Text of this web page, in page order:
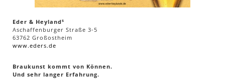
Eder & Heylands
Aschaffenburger Straße 3-5
63762 Großostheim
www.eders.de
Braukunst kommt von Können.
Und sehr langer Erfahrung.